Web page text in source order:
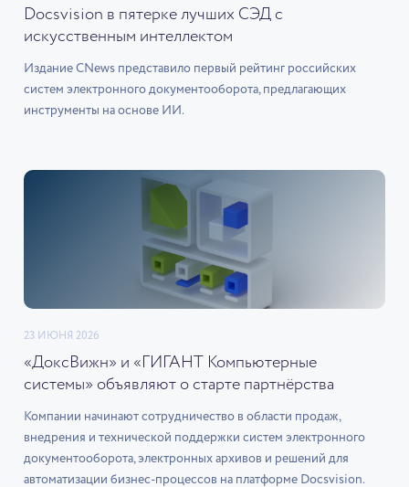
Docsvision в пятерке лучших СЭД с
искусственным интеллектом
Издание CNews представило первый рейтинг российских
систем электронного документооборота, предлагающих
инструменты на основе ИИ.
23 ИЮНЯ 2026
«ДоксВижн» и «ГИГАНТ Компьютерные
системы» объявляют о старте партнёрства
Компании начинают сотрудничество в области продаж,
внедрения и технической поддержки систем электронного
документооборота, электронных архивов и решений для
автоматизации бизнес-процессов на платформе Docsvision.